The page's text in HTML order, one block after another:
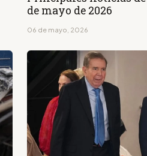
de mayo de 2026
06 de mayo, 2026